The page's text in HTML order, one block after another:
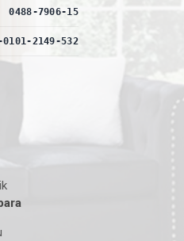
0488-7906-15
0101-2149-532